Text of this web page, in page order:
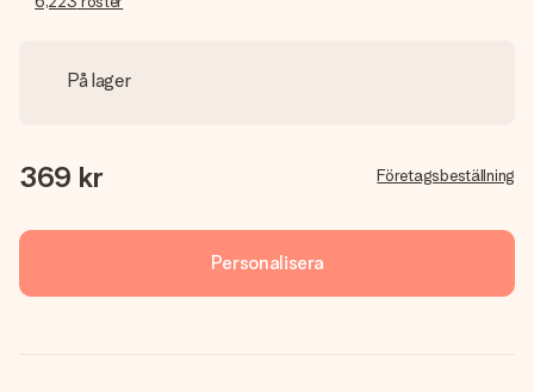
På lager
369 kr Företagsbeställning
Personalisera